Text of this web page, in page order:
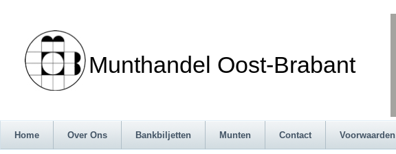
Munthandel Oost-Brabant
Home Over Ons Bankbiljetten Munten Contact Voorwaarden